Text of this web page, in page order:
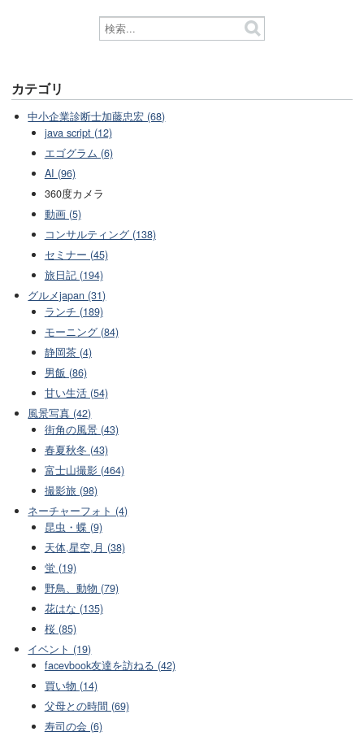
カテゴリ
中小企業診断士加藤忠宏 (68)
java script (12)
エゴグラム (6)
AI (96)
360度カメラ
動画 (5)
コンサルティング (138)
セミナー (45)
旅日記 (194)
グルメjapan (31)
ランチ (189)
モーニング (84)
静岡茶 (4)
男飯 (86)
甘い生活 (54)
風景写真 (42)
街角の風景 (43)
春夏秋冬 (43)
富士山撮影 (464)
撮影旅 (98)
ネーチャーフォト (4)
昆虫・蝶 (9)
天体,星空,月 (38)
蛍 (19)
野鳥、動物 (79)
花はな (135)
桜 (85)
イベント (19)
facevbook友達を訪ねる (42)
買い物 (14)
父母との時間 (69)
寿司の会 (6)